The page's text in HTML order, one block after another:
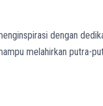
dengan
melahirkan putra-